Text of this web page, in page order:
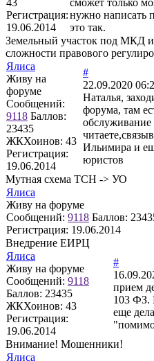
Регистрация:
19.06.2014
нужно написать
это так.
Земельный участок под МКД и
сложности правового
Ялиса
Живу на
форуме
Сообщений:
9118 Баллов:
23435
ЖКХоинов: 43
Регистрация:
19.06.2014
#
22.09.2020
Наталья,
форума, там
Ильимира и
юристов
Мутная схема ТСН -> УО
Ялиса
Живу на форуме
Сообщений: 9118 Баллов:
Регистрация: 19.06.2014
Внедрение ЕИРЦ
Ялиса
Живу на форуме
Сообщений: 9118
Баллов: 23435
ЖКХоинов: 43
Регистрация:
19.06.2014
#
прием
103 ФЗ.
еще
Внимание! Мошенники!
Ялиса